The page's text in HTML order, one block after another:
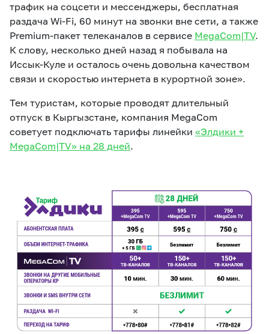
трафик на соцсети и мессенджеры, бесплатная
раздача Wi-Fi, 60 минут на звонки вне сети, а также
Premium-пакет телеканалов в сервисе MegaCom|TV.
К слову, несколько дней назад я побывала на
Иссык-Куле и осталось очень довольна качеством
связи и скоростью интернета в курортной зоне».
Тем туристам, которые проводят длительный
отпуск в Кыргызстане, компания MegaCom
советует подключать тарифы линейки «Элдики +
MegaCom|TV» на 28 дней.